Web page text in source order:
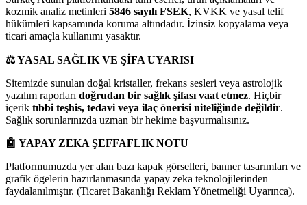
kozmik analiz metinleri 5846 sayılı FSEK, KVKK ve yasal telif
hükümleri kapsamında koruma altındadır. İzinsiz kopyalama veya
ticari amaçla kullanımı yasaktır.
⚖️YASAL SAĞLIK VE ŞİFA UYARISI
Sitemizde sunulan doğal kristaller, frekans sesleri veya astrolojik
yazılım raporları doğrudan bir sağlık şifası vaat etmez. Hiçbir
içerik tıbbi teşhis, tedavi veya ilaç önerisi niteliğinde değildir.
Sağlık sorunlarınızda uzman bir hekime başvurmalısınız.
🤖 YAPAY ZEKA ŞEFFAFLIK NOTU
Platformumuzda yer alan bazı kapak görselleri, banner tasarımları ve
grafik ögelerin hazırlanmasında yapay zeka teknolojilerinden
faydalanılmıştır. (Ticaret Bakanlığı Reklam Yönetmeliği Uyarınca).